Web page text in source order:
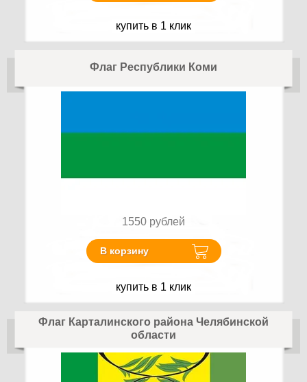
купить в 1 клик
Флаг Республики Коми
1550 рублей
В корзину
купить в 1 клик
Флаг Карталинского района Челябинской
области